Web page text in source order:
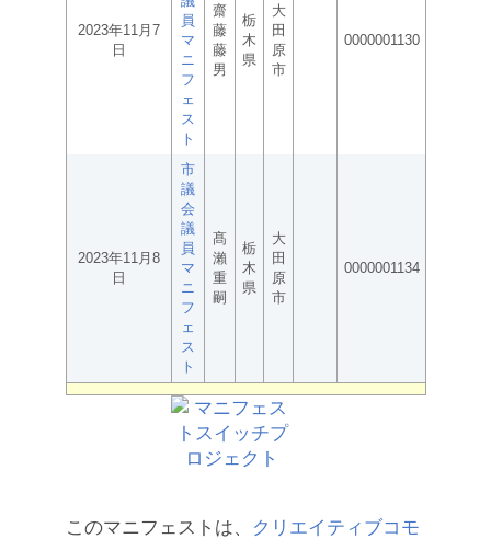
2023年11月7
日
員
マ
ニ
フ
ェ
ス
ト
齋
藤
藤
男
栃
木
県
大
田
原
市
0000001130
2023年11月8
日
市
議
会
議
員
マ
ニ
フ
ェ
ス
ト
髙
瀨
重
嗣
栃
木
県
大
田
原
市
0000001134
このマニフェストは、
クリエイティブコモ